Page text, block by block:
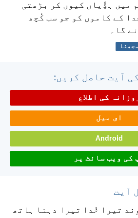
میں ہڈِّیاں کیوں کر بڑھتی
کے کاموں کو جو سب کُچھ
گا۔
آیت حاصل کریں:
کی اطلاع
ای میل
Android
کی ویب سائٹ پر
آیت
تیرا خُدا
تیرا دہنا ہاتھ